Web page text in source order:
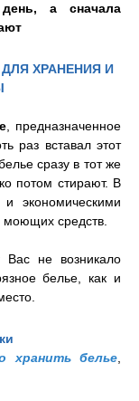
а сначала
ХРАНЕНИЯ И
, предназначенное
раз вставал этот
сразу в тот же
потом стирают. В
экономическими
моющих средств.
Вас не возникало
белье, как и
хранить белье